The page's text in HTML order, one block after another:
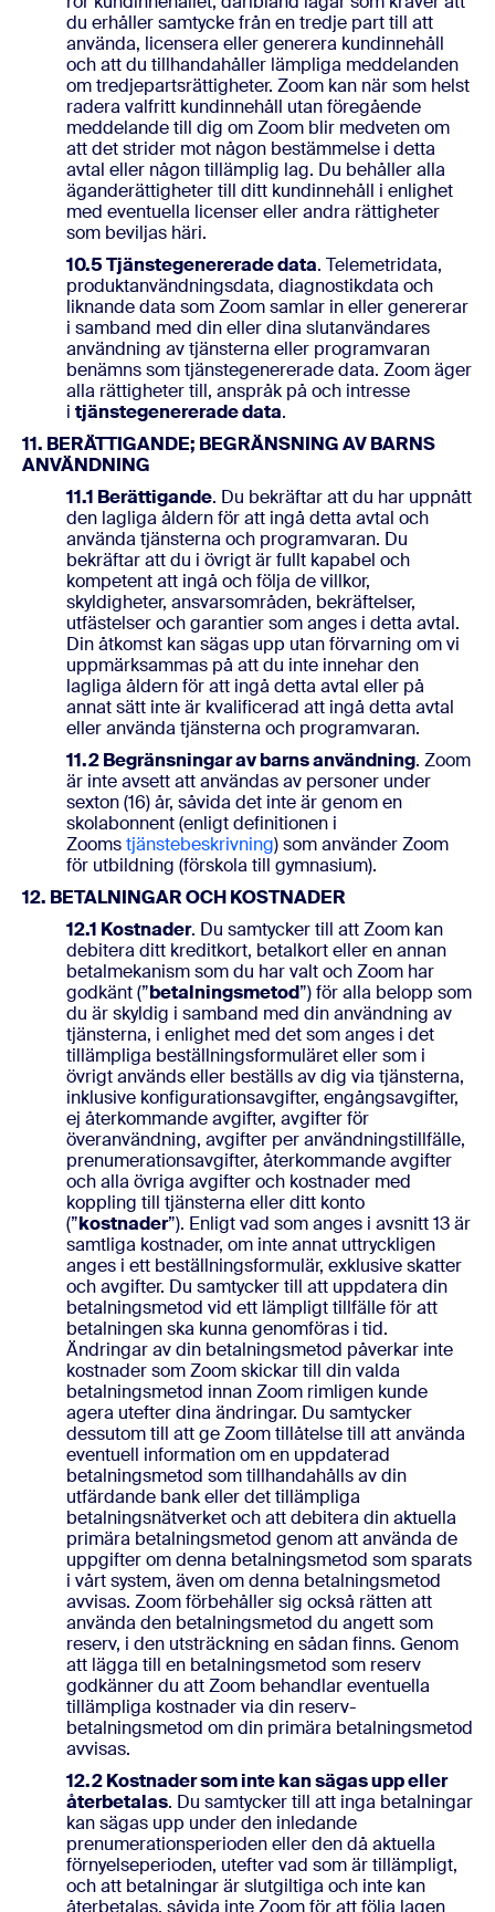
du erhåller samtycke från en tredje part till att
använda, licensera eller generera kundinnehåll
och att du tillhandahåller lämpliga meddelanden
om tredjepartsrättigheter. Zoom kan när som helst
radera valfritt kundinnehåll utan föregående
meddelande till dig om Zoom blir medveten om
att det strider mot någon bestämmelse i detta
avtal eller någon tillämplig lag. Du behåller alla
äganderättigheter till ditt kundinnehåll i enlighet
med eventuella licenser eller andra rättigheter
som beviljas häri.
10.5 Tjänstegenererade data. Telemetridata,
produktanvändningsdata, diagnostikdata och
liknande data som Zoom samlar in eller genererar
i samband med din eller dina slutanvändares
användning av tjänsterna eller programvaran
benämns som tjänstegenererade data. Zoom äger
alla rättigheter till, anspråk på och intresse
i tjänstegenererade data.
11. BERÄTTIGANDE; BEGRÄNSNING AV BARNS
ANVÄNDNING
11.1 Berättigande. Du bekräftar att du har uppnått
den lagliga åldern för att ingå detta avtal och
använda tjänsterna och programvaran. Du
bekräftar att du i övrigt är fullt kapabel och
kompetent att ingå och följa de villkor,
skyldigheter, ansvarsområden, bekräftelser,
utfästelser och garantier som anges i detta avtal.
Din åtkomst kan sägas upp utan förvarning om vi
uppmärksammas på att du inte innehar den
lagliga åldern för att ingå detta avtal eller på
annat sätt inte är kvalificerad att ingå detta avtal
eller använda tjänsterna och programvaran.
11.2 Begränsningar av barns användning. Zoom
är inte avsett att användas av personer under
sexton (16) år, såvida det inte är genom en
skolabonnent (enligt definitionen i
Zoomstjänstebeskrivning) som använder Zoom
för utbildning (förskola till gymnasium).
12. BETALNINGAR OCH KOSTNADER
12.1 Kostnader. Du samtycker till att Zoom kan
debitera ditt kreditkort, betalkort eller en annan
betalmekanism som du har valt och Zoom har
godkänt (”betalningsmetod”) för alla belopp som
du är skyldig i samband med din användning av
tjänsterna, i enlighet med det som anges i det
tillämpliga beställningsformuläret eller som i
övrigt används eller beställs av dig via tjänsterna,
inklusive konfigurationsavgifter, engångsavgifter,
ej återkommande avgifter, avgifter för
överanvändning, avgifter per användningstillfälle,
prenumerationsavgifter, återkommande avgifter
och alla övriga avgifter och kostnader med
koppling till tjänsterna eller ditt konto
(”kostnader”). Enligt vad som anges i avsnitt 13 är
samtliga kostnader, om inte annat uttryckligen
anges i ett beställningsformulär, exklusive skatter
och avgifter. Du samtycker till att uppdatera din
betalningsmetod vid ett lämpligt tillfälle för att
betalningen ska kunna genomföras i tid.
Ändringar av din betalningsmetod påverkar inte
kostnader som Zoom skickar till din valda
betalningsmetod innan Zoom rimligen kunde
agera utefter dina ändringar. Du samtycker
dessutom till att ge Zoom tillåtelse till att använda
eventuell information om en uppdaterad
betalningsmetod som tillhandahålls av din
utfärdande bank eller det tillämpliga
betalningsnätverket och att debitera din aktuella
primära betalningsmetod genom att använda de
uppgifter om denna betalningsmetod som sparats
i vårt system, även om denna betalningsmetod
avvisas. Zoom förbehåller sig också rätten att
använda den betalningsmetod du angett som
reserv, i den utsträckning en sådan finns. Genom
att lägga till en betalningsmetod som reserv
godkänner du att Zoom behandlar eventuella
tillämpliga kostnader via din reserv-
betalningsmetod om din primära betalningsmetod
avvisas.
12.2Kostnader som inte kan sägas upp eller
återbetalas. Du samtycker till att inga betalningar
kan sägas upp under den inledande
prenumerationsperioden eller den då aktuella
förnyelseperioden, utefter vad som är tillämpligt,
och att betalningar är slutgiltiga och inte kan
återbetalas, såvida inte Zoom för att följa lagen